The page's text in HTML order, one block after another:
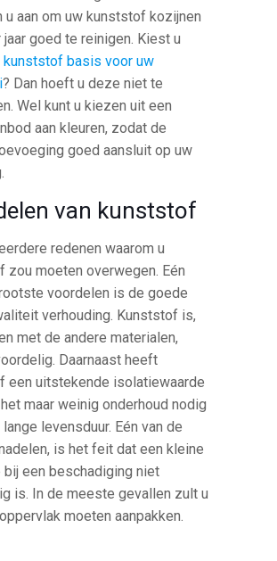
u aan om uw kunststof kozijnen
goed te reinigen. Kiest u
kunststof basis voor uw
? Dan hoeft u deze niet te
Wel kunt u kiezen uit een
aan kleuren, zodat de
goed aansluit op uw
van kunststof
redenen waarom u
zou moeten overwegen. Eén
voordelen is de goede
verhouding. Kunststof is,
met de andere materialen,
Daarnaast heeft
een uitstekende isolatiewaarde
maar weinig onderhoud nodig
levensduur. Eén van de
is het feit dat een kleine
bij een beschadiging niet
is. In de meeste gevallen zult u
moeten aanpakken.